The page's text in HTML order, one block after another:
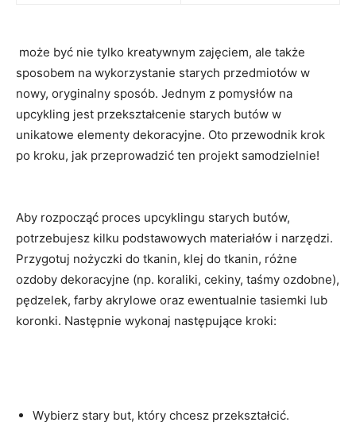
​ może być nie tylko kreatywnym zajęciem, ale także
⁢sposobem ​na wykorzystanie⁣ starych przedmiotów w
⁢nowy, oryginalny sposób. ⁢Jednym z ‌pomysłów na
upcykling jest przekształcenie starych ‌butów w
unikatowe elementy dekoracyjne. Oto przewodnik krok
⁣po kroku, jak przeprowadzić ‌ten projekt samodzielnie!
Aby⁢ rozpocząć⁤ proces ⁢upcyklingu starych butów,
potrzebujesz kilku podstawowych materiałów i⁤ narzędzi.
Przygotuj nożyczki do ‍tkanin,⁢ klej do tkanin, różne ​
ozdoby​ dekoracyjne (np. koraliki, cekiny,⁤ taśmy ozdobne),
pędzelek, ⁤farby akrylowe oraz ewentualnie⁢ tasiemki lub
⁣koronki. Następnie​ wykonaj następujące kroki:
Wybierz stary but, który⁢ chcesz przekształcić.